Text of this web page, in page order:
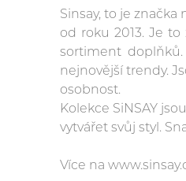
Sinsay, to je
od roku 2013. Je to
sortiment doplňků.
nejnovější trendy.
osobnost.
Kolekce SiNSAY
vytvářet svůj styl.
Více na